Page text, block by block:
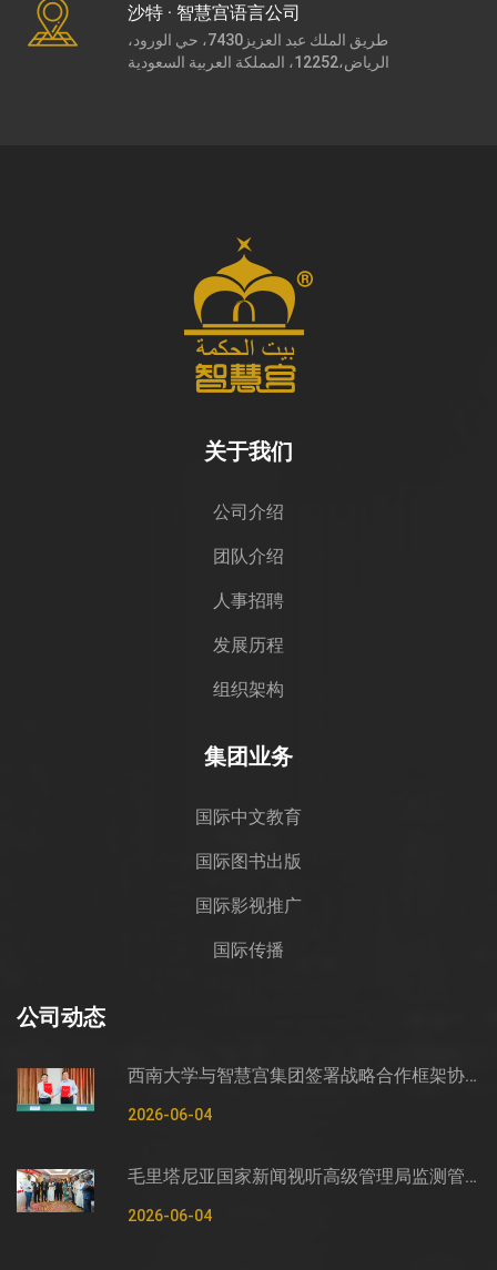
沙特 · 智慧宫语言公司
طريق الملك عبد العزيز7430، حي الورود،
الرياض،12252، المملكة العربية السعودية
关于我们
公司介绍
团队介绍
人事招聘
发展历程
组织架构
集团业务
国际中文教育
国际图书出版
国际影视推广
国际传播
公司动态
西南大学与智慧宫集团签署战略合作框架协议
2026-06-04
毛里塔尼亚国家新闻视听高级管理局监测管控司司长穆罕默德·哈桑·埃萨利姆一行莅临智慧宫调研
2026-06-04